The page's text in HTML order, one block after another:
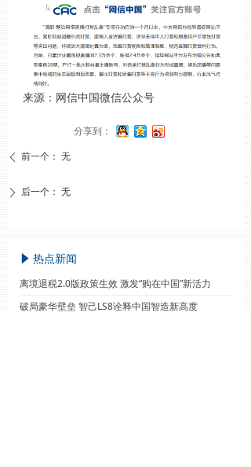
来源：网信中国微信公众号
分享到：
ꄴ 前一个： 无
ꄲ 后一个： 无
념 热点新闻
离境退税2.0版政策生效 激发“购在中国”新活力
破局豪华壁垒 智己LS8诠释中国智造新高度